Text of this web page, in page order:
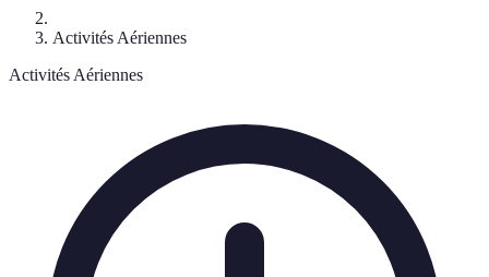
Activités Aériennes
Activités Aériennes